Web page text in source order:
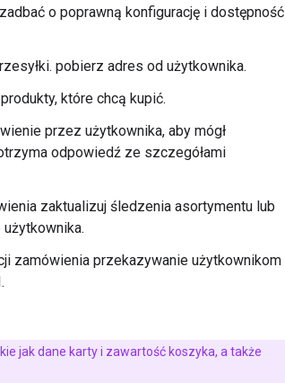
o poprawną konfigurację i dostępność
pobierz adres od użytkownika.
które chcą kupić.
przez użytkownika, aby mógł
odpowiedź ze szczegółami
zaktualizuj śledzenia asortymentu lub
użytkownika.
zamówienia przekazywanie użytkownikom
jak dane karty i zawartość koszyka, a także